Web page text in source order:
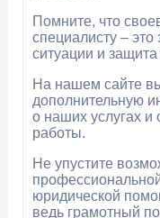
Помните, что
специалисту –
ситуации и
На нашем сайте
дополнительную
о наших услугах и
работы.
Не упустите
юридической
ведь грамотный